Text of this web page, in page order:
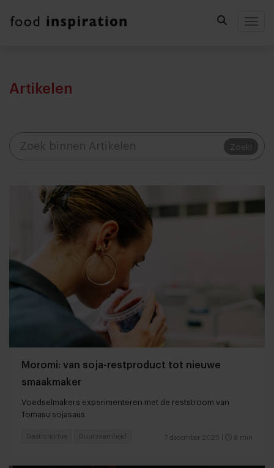
Artikelen
Zoek!
Moromi: van soja-restproduct tot nieuwe
smaakmaker
Voedselmakers experimenteren met de reststroom van
Tomasu sojasaus
7 december 2025 8 min
Gastronomie Duurzaamheid